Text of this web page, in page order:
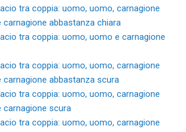
bacio tra coppia: uomo, uomo, carnagione
carnagione abbastanza chiara
bacio tra coppia: uomo, uomo e carnagione
bacio tra coppia: uomo, uomo, carnagione
carnagione abbastanza scura
bacio tra coppia: uomo, uomo, carnagione
carnagione scura
bacio tra coppia: uomo, uomo, carnagione